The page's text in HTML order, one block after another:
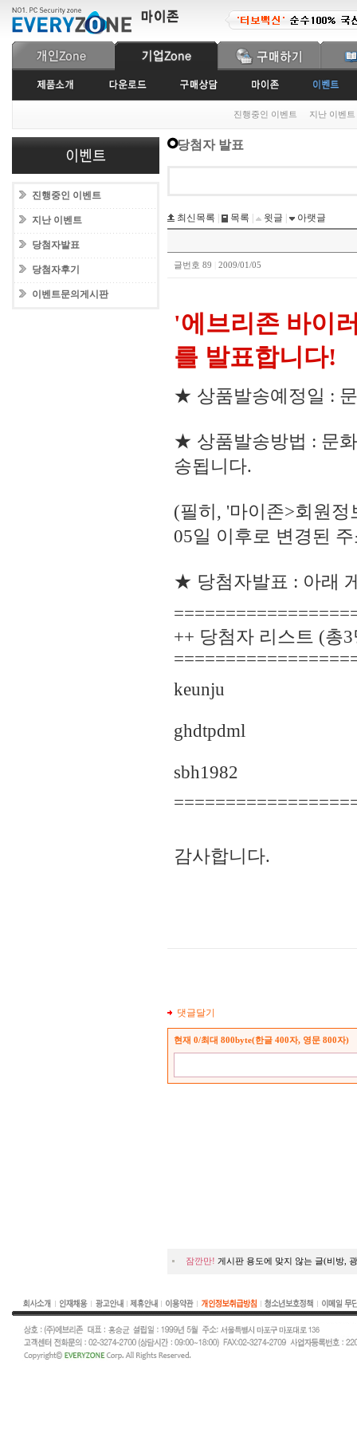
진행중인 이벤트 지난 이벤트
진행중인 이벤트
지난 이벤트
당첨자발표
당첨자후기
이벤트문의게시판
당첨자 발표
최신목록 목록 윗글 아랫글
글번호 89 2009/01/05
'에브리존 바이
를 발표합니다!
★ 상품발송예정일 :
★ 상품발송방법 : 문
송됩니다.
(필히, '마이존>회원
05일 이후로 변경된
★ 당첨자발표 : 아래
++ 당첨자 리스트 (총
keunju
ghdtpdml
sbh1982
감사합니다.
댓글달기
현재 0/최대 800byte(한글 400자, 영문 800자)
잠깐만! 게시판 용도에 맞지 않는 글(비방,